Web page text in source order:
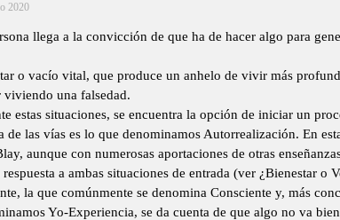
2020
llega a la convicción de que ha de hacer algo para
o vacío vital, que produce un anhelo de vivir más
una falsedad.
estas situaciones, se encuentra la opción de iniciar un
las vías es lo que denominamos Autorrealización. En
aunque con numerosas aportaciones de otras
a ambas situaciones de entrada (ver ¿Bienestar o
la que comúnmente se denomina Consciente y, más
Yo-Experiencia, se da cuenta de que algo no va